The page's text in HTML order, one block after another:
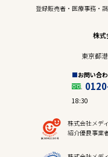
登録販売者・医療事務・
株式
東京都
お問い合
18:30
株式会社メデ
紹介優良事業